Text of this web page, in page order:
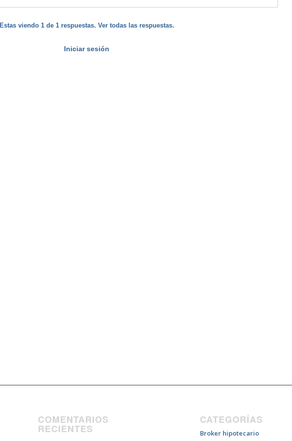
Estas viendo 1 de 1 respuestas. Ver todas las respuestas.
Iniciar sesión
COMENTARIOS
RECIENTES
CATEGORÍAS
Broker hipotecario